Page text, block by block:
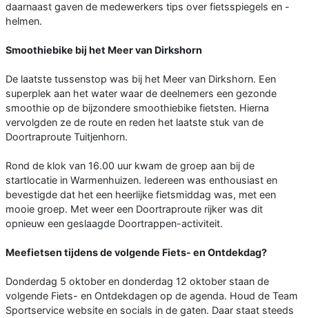
daarnaast gaven de medewerkers tips over fietsspiegels en -
helmen.
Smoothiebike bij het Meer van Dirkshorn
De laatste tussenstop was bij het Meer van Dirkshorn. Een
superplek aan het water waar de deelnemers een gezonde
smoothie op de bijzondere smoothiebike fietsten. Hierna
vervolgden ze de route en reden het laatste stuk van de
Doortraproute Tuitjenhorn.
Rond de klok van 16.00 uur kwam de groep aan bij de
startlocatie in Warmenhuizen. Iedereen was enthousiast en
bevestigde dat het een heerlijke fietsmiddag was, met een
mooie groep. Met weer een Doortraproute rijker was dit
opnieuw een geslaagde Doortrappen-activiteit.
Meefietsen tijdens de volgende Fiets- en Ontdekdag?
Donderdag 5 oktober en donderdag 12 oktober staan de
volgende Fiets- en Ontdekdagen op de agenda. Houd de Team
Sportservice website en socials in de gaten. Daar staat steeds